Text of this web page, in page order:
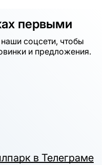
первыми
соцсети, чтобы
и предложения.
в Телеграме